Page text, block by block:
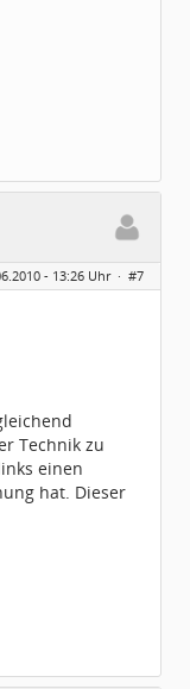
- 13:26 Uhr · #7
Technik zu
einen
hat. Dieser